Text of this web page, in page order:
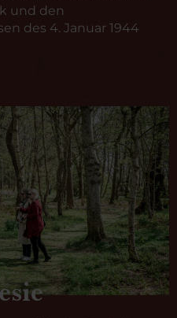
und den
des 4. Januar 1944